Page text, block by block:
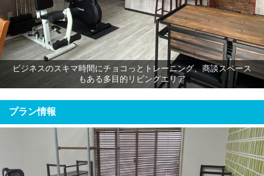
ビジネスのスキマ時間にチョコっとトレーニング、商談スペース
もある多目的リビングエリア
プラン情報